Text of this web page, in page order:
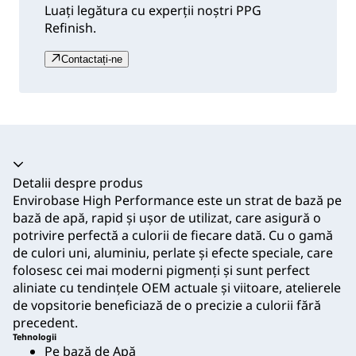
Luați legătura cu experții noștri PPG
Refinish.
Contactați-ne
Acordeon prăbușit
Detalii despre produs
Envirobase High Performance este un strat de bază pe
bază de apă, rapid și ușor de utilizat, care asigură o
potrivire perfectă a culorii de fiecare dată. Cu o gamă
de culori uni, aluminiu, perlate și efecte speciale, care
folosesc cei mai moderni pigmenți și sunt perfect
aliniate cu tendințele OEM actuale și viitoare, atelierele
de vopsitorie beneficiază de o precizie a culorii fără
precedent.
Tehnologii
Pe bază de Apă